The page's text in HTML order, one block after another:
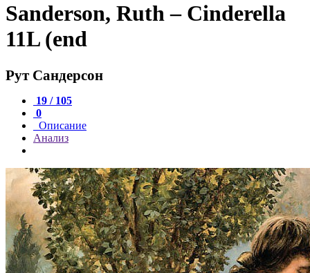
Sanderson, Ruth – Cinderella
11L (end
Рут Сандерсон
19 / 105
0
Описание
Анализ